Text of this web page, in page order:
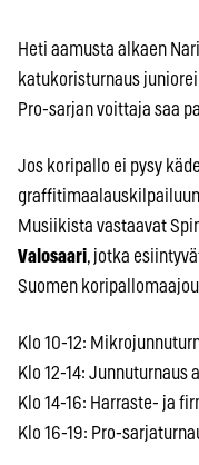
Heti aamusta alkaen
katukoristurnaus
Pro-sarjan voittaja saa
Jos koripallo ei pysy
Musiikista vastaavat
Valosaari, jotka
Suomen
Klo 10-12:
Klo 12-14:
Klo 14-16: Harraste- ja
Klo 16-19: Pro-